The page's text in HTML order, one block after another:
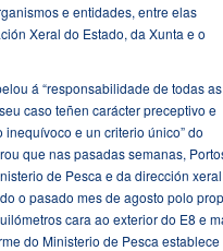
e entidades, entre elas
Xeral do Estado, da Xunta e o
á “responsabilidade de todas as
caso teñen carácter preceptivo e
e un criterio único” do
que nas pasadas semanas,
de Pesca e da dirección
o pasado mes de agosto polo
cara ao exterior do E8 e
do Ministerio de Pesca